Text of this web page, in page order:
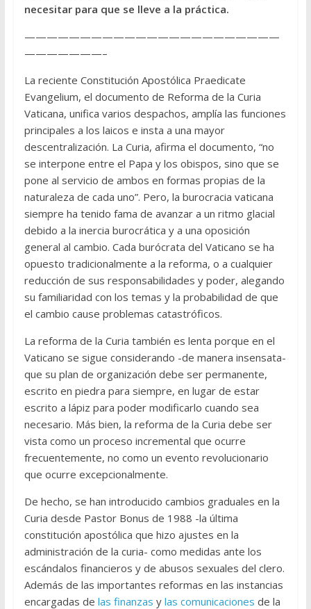
necesitar para que se lleve a la práctica.
———————————————————————
———————–
La reciente Constitución Apostólica Praedicate
Evangelium, el documento de Reforma de la Curia
Vaticana, unifica varios despachos, amplía las funciones
principales a los laicos e insta a una mayor
descentralización. La Curia, afirma el documento, “no
se interpone entre el Papa y los obispos, sino que se
pone al servicio de ambos en formas propias de la
naturaleza de cada uno”. Pero, la burocracia vaticana
siempre ha tenido fama de avanzar a un ritmo glacial
debido a la inercia burocrática y a una oposición
general al cambio. Cada burócrata del Vaticano se ha
opuesto tradicionalmente a la reforma, o a cualquier
reducción de sus responsabilidades y poder, alegando
su familiaridad con los temas y la probabilidad de que
el cambio cause problemas catastróficos.
La reforma de la Curia también es lenta porque en el
Vaticano se sigue considerando -de manera insensata-
que su plan de organización debe ser permanente,
escrito en piedra para siempre, en lugar de estar
escrito a lápiz para poder modificarlo cuando sea
necesario. Más bien, la reforma de la Curia debe ser
vista como un proceso incremental que ocurre
frecuentemente, no como un evento revolucionario
que ocurre excepcionalmente.
De hecho, se han introducido cambios graduales en la
Curia desde Pastor Bonus de 1988 -la última
constitución apostólica que hizo ajustes en la
administración de la curia- como medidas ante los
escándalos financieros y de abusos sexuales del clero.
Además de las importantes reformas en las instancias
encargadas de las finanzas y las comunicaciones de la